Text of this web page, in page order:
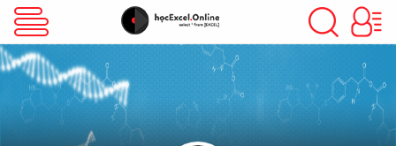
VBA Excel
Excel Cơ Bản